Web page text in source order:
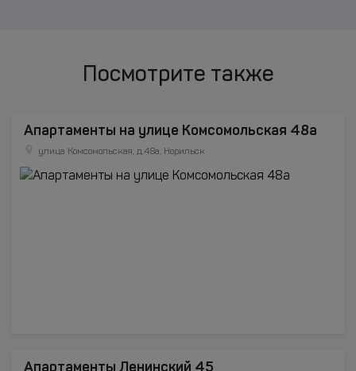
Посмотрите также
Апартаменты на улице Комсомольская 48а
улица Комсомольская, д.48а, Норильск
Апартаменты Ленинский 45